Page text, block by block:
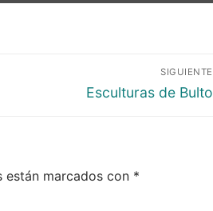
SIGUIENTE
Entrada
Esculturas de Bulto
marcados con *